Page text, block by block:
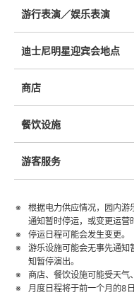
游行表演／娱乐表演
迪士尼明星迎宾会地点
商店
餐饮设施
游客服务
根据电力供应情况，园内游
通知暂时停运，或变更运营
停运日程可能会发生变更。
游乐设施可能会无事先通知
知暂停演出。
商店、餐饮设施可能受天气
月度日程将于前一个月的8